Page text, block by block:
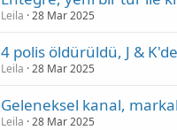
Leila 28 Mar 2025
4 polis öldürüldü, J &
Leila 28 Mar 2025
Geleneksel kanal,
Leila 28 Mar 2025